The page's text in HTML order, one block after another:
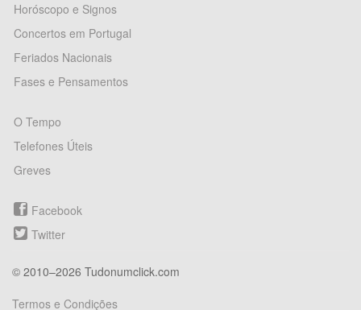
Horóscopo e Signos
Concertos em Portugal
Feriados Nacionais
Fases e Pensamentos
O Tempo
Telefones Úteis
Greves
Facebook
Twitter
© 2010–2026 Tudonumclick.com
Termos e Condições